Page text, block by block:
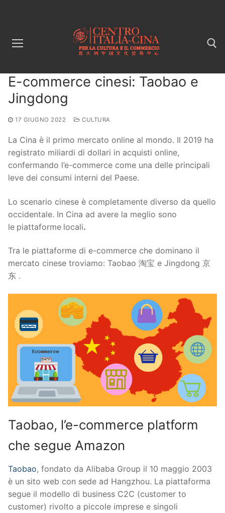
Cerca:
E-commerce cinesi: Taobao e
Jingdong
17 GIUGNO 2022 CULTURA
La Cina è il primo mercato online al mondo. Il 2019 ha
registrato miliardi di dollari in acquisti online,
confermando l’e-commerce come una delle principali
leve dei consumi interni del Paese.
Lo scenario cinese è completamente diverso da quello
occidentale. In Cina ad avere la meglio sono
le piattaforme locali.
Tra le piattaforme di e-commerce che dominano il
mercato cinese troviamo: Taobao 淘宝 e Jingdong 京
东 .
Taobao, l’e-commerce platform
che segue Amazon
Taobao, fondato da Alibaba Group il 10 maggio 2003
è un sito web con sede ad Hangzhou. La piattaforma
segue il modello di business C2C (customer to
customer) rivolto a piccole imprese e singoli